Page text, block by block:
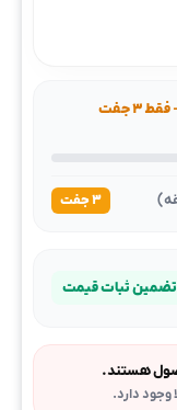
تعداد محدود - فقط ۳ جفت
۳ جفت
تضمین ثبات قیمت
هستند.
وجود دارد.